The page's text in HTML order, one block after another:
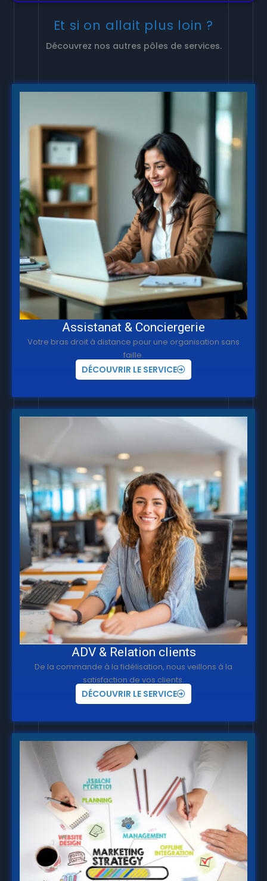
Et si on allait plus loin ?
Découvrez nos autres pôles de services.
Assistanat & Conciergerie
Votre bras droit à distance pour une organisation sans
faille.
DÉCOUVRIR LE SERVICE
ADV & Relation clients
De la commande à la fidélisation, nous veillons à la
satisfaction de vos clients.
DÉCOUVRIR LE SERVICE